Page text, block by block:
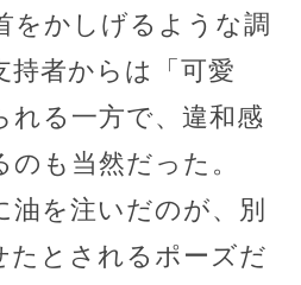
をかしげるような調
持者からは「可愛
れる一方で、違和感
も当然だった。
油を注いだのが、別
たとされるポーズだ